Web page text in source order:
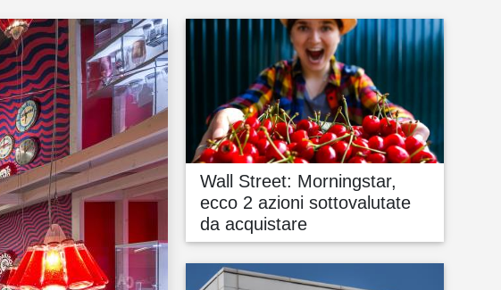
Wall Street: Morningstar,
ecco 2 azioni sottovalutate
da acquistare